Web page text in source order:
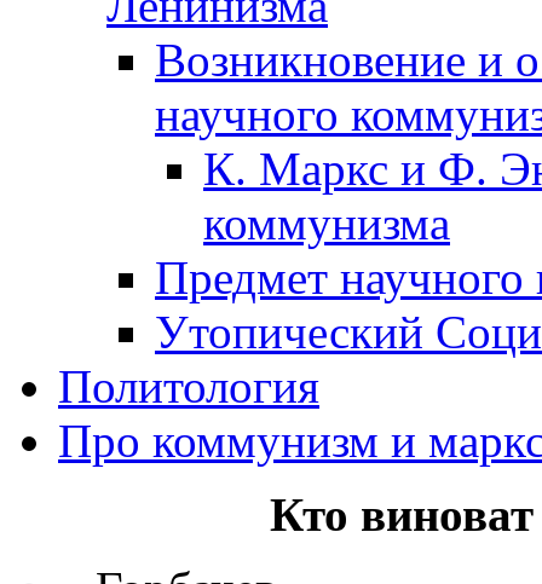
Возникновение и
научного
К. Маркс и Ф.
коммунизма
Предмет
Утопический
Политология
Про коммунизм и
Кто